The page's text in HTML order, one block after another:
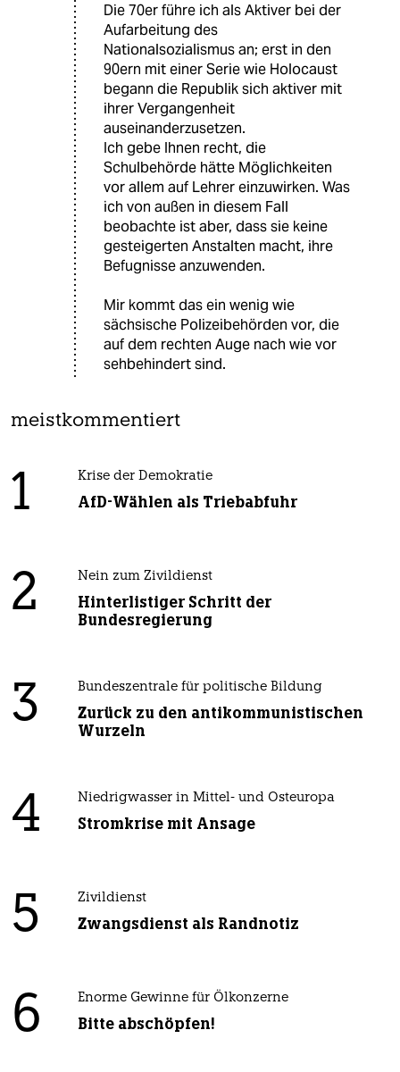
Die 70er führe ich als Aktiver bei der
Aufarbeitung des
Nationalsozialismus an; erst in den
90ern mit einer Serie wie Holocaust
begann die Republik sich aktiver mit
ihrer Vergangenheit
auseinanderzusetzen.
Ich gebe Ihnen recht, die
Schulbehörde hätte Möglichkeiten
vor allem auf Lehrer einzuwirken. Was
ich von außen in diesem Fall
beobachte ist aber, dass sie keine
gesteigerten Anstalten macht, ihre
Befugnisse anzuwenden.
Mir kommt das ein wenig wie
sächsische Polizeibehörden vor, die
auf dem rechten Auge nach wie vor
sehbehindert sind.
meistkommentiert
1 Krise der Demokratie
AfD-Wählen als Triebabfuhr
2 Nein zum Zivildienst
Hinterlistiger Schritt der
Bundesregierung
3 Bundeszentrale für politische Bildung
Zurück zu den antikommunistischen
Wurzeln
4 Niedrigwasser in Mittel- und Osteuropa
Stromkrise mit Ansage
5 Zivildienst
Zwangsdienst als Randnotiz
6 Enorme Gewinne für Ölkonzerne
Bitte abschöpfen!